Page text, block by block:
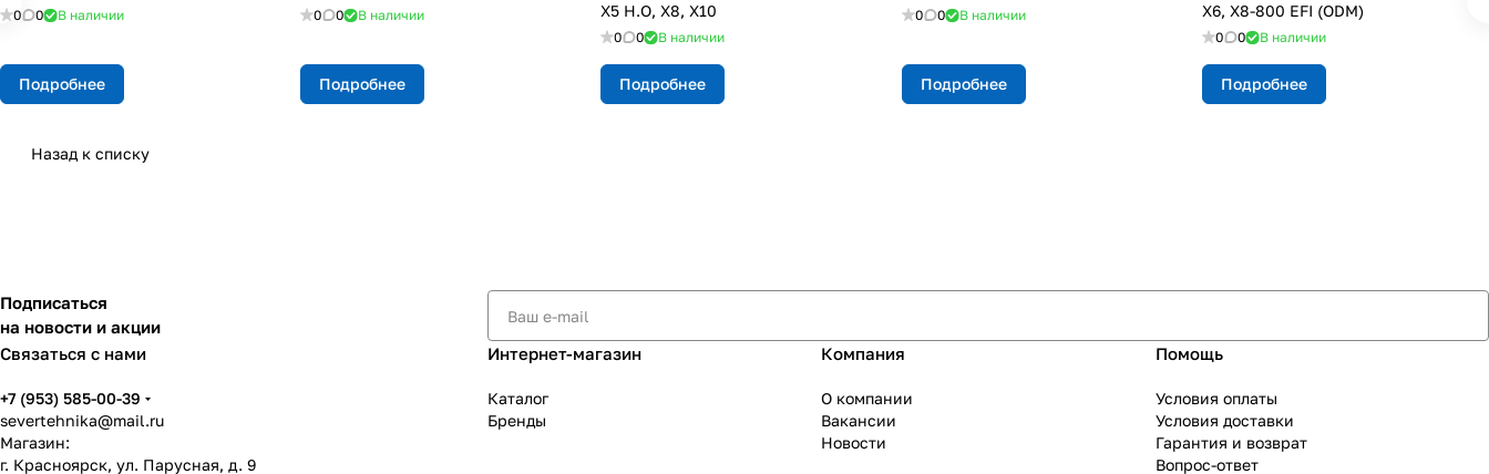
0 0 В наличии
Подробнее
0 0 В наличии
Подробнее
X5 H.O, X8, X10
0 0 В наличии
Подробнее
0 0 В наличии
Подробнее
X6, X8-800 EFI (ODM)
0 0 В наличии
Подробнее
Назад к списку
Подписаться
на новости и акции
Связаться с нами
+7 (953) 585-00-39
severtehnika@mail.ru
Магазин:
г. Красноярск, ул. Парусная, д. 9
Интернет-магазин
Каталог
Бренды
Компания
О компании
Вакансии
Новости
Помощь
Условия оплаты
Условия доставки
Гарантия и возврат
Вопрос-ответ